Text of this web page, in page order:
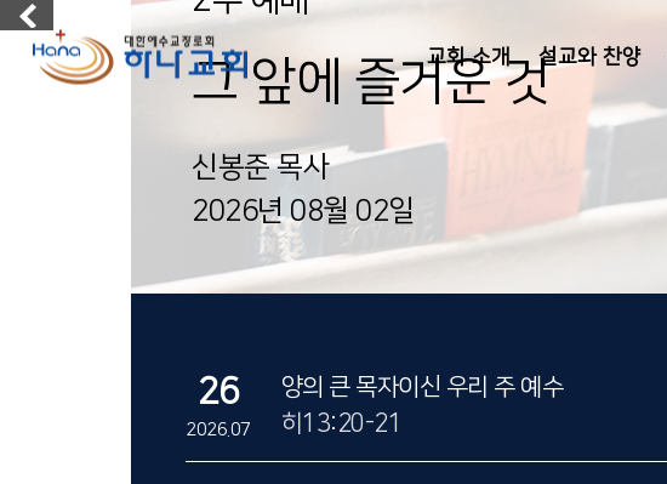
교회 소개 설교와 찬양
그 앞에 즐거운 것
신봉준 목사
2026년 08월 02일
26
2026.07
양의 큰 목자이신 우리 주 예수
히13:20-21